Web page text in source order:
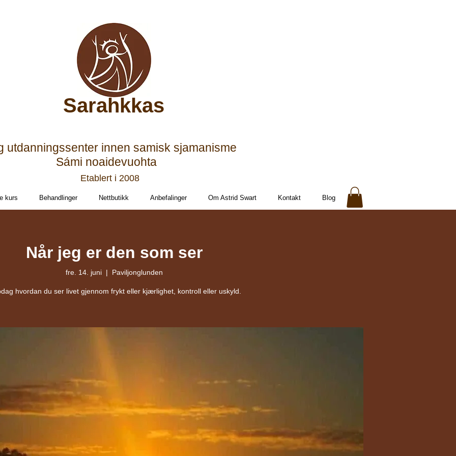
Sarahkkas
utdanningssenter innen samisk sjamanisme
Sámi noaidevuohta
Etablert i 2008
kurs Behandlinger Nettbutikk Anbefalinger Om Astrid Swart Kontakt Blog
Når jeg er den som ser
fre. 14. juni
  |
Paviljonglunden
hvordan du ser livet gjennom frykt eller kjærlighet, kontroll eller uskyld.